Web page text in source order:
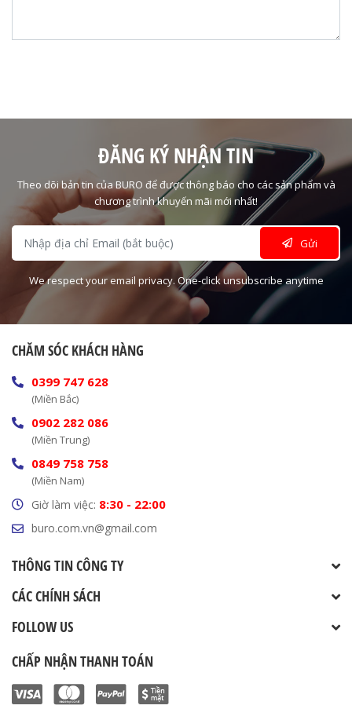
ĐĂNG KÝ NHẬN TIN
Theo dõi bản tin của BURO để được thông báo cho các sản phẩm và
chương trình khuyến mãi mới nhất!
Gửi
We respect your email privacy. One-click unsubscribe anytime
CHĂM SÓC KHÁCH HÀNG
0399 747 628
(Miền Bắc)
0902 282 086
(Miền Trung)
0849 758 758
(Miền Nam)
Giờ làm việc: 8:30 - 22:00
buro.com.vn@gmail.com
THÔNG TIN CÔNG TY
CÁC CHÍNH SÁCH
FOLLOW US
CHẤP NHẬN THANH TOÁN